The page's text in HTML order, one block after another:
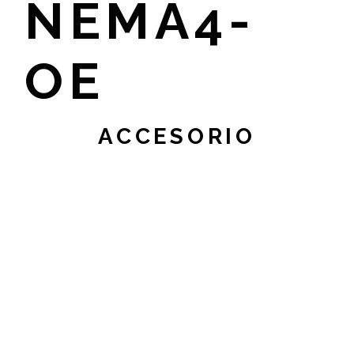
NEMA4-
OE
ACCESORIO